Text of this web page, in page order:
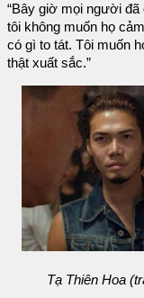
“Bây giờ mọi người đã
tôi không muốn họ
có gì to tát. Tôi muốn
thật xuất sắc.”
Tạ Thiên Hoa